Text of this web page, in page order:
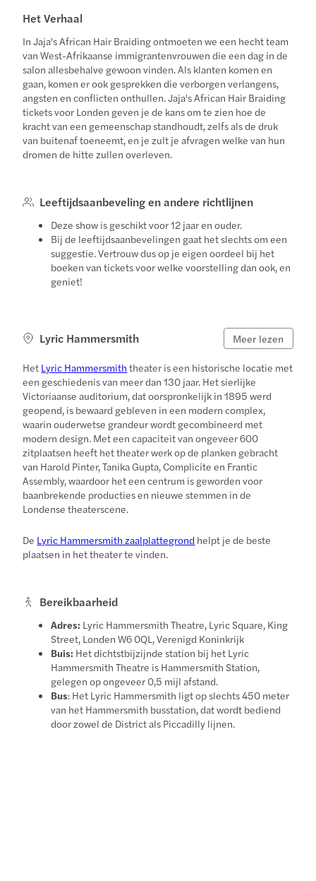
Het Verhaal
In Jaja's African Hair Braiding ontmoeten we een hecht team
van West-Afrikaanse immigrantenvrouwen die een dag in de
salon allesbehalve gewoon vinden. Als klanten komen en
gaan, komen er ook gesprekken die verborgen verlangens,
angsten en conflicten onthullen. Jaja's African Hair Braiding
tickets voor Londen geven je de kans om te zien hoe de
kracht van een gemeenschap standhoudt, zelfs als de druk
van buitenaf toeneemt, en je zult je afvragen welke van hun
dromen de hitte zullen overleven.
Leeftijdsaanbeveling en andere richtlijnen
Deze show is geschikt voor 12 jaar en ouder.
Bij de leeftijdsaanbevelingen gaat het slechts om een
suggestie. Vertrouw dus op je eigen oordeel bij het
boeken van tickets voor welke voorstelling dan ook, en
geniet!
Lyric Hammersmith Meer lezen
Het Lyric Hammersmith theater is een historische locatie met
een geschiedenis van meer dan 130 jaar. Het sierlijke
Victoriaanse auditorium, dat oorspronkelijk in 1895 werd
geopend, is bewaard gebleven in een modern complex,
waarin ouderwetse grandeur wordt gecombineerd met
modern design. Met een capaciteit van ongeveer 600
zitplaatsen heeft het theater werk op de planken gebracht
van Harold Pinter, Tanika Gupta, Complicite en Frantic
Assembly, waardoor het een centrum is geworden voor
baanbrekende producties en nieuwe stemmen in de
Londense theaterscene.
De Lyric Hammersmith zaalplattegrond helpt je de beste
plaatsen in het theater te vinden.
Bereikbaarheid
Adres: Lyric Hammersmith Theatre, Lyric Square, King
Street, Londen W6 0QL, Verenigd Koninkrijk
Buis: Het dichtstbijzijnde station bij het Lyric
Hammersmith Theatre is Hammersmith Station,
gelegen op ongeveer 0,5 mijl afstand.
Bus: Het Lyric Hammersmith ligt op slechts 450 meter
van het Hammersmith busstation, dat wordt bediend
door zowel de District als Piccadilly lijnen.